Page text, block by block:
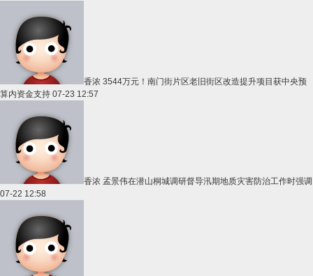
香浓 3544万元！南门街片区老旧街区改造提升项目获中央预
算内资金支持 07-23 12:57
香浓 孟景伟在潜山桐城调研督导汛期地质灾害防治工作时强调
07-22 12:58